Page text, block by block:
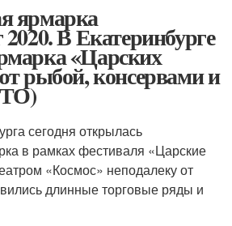
ярмарка
2020. В Екатеринбурге
«Царских
рыбой, консервами и
сегодня открылась
в рамках фестиваля «Царские
«Космос» неподалеку от
длинные торговые ряды и